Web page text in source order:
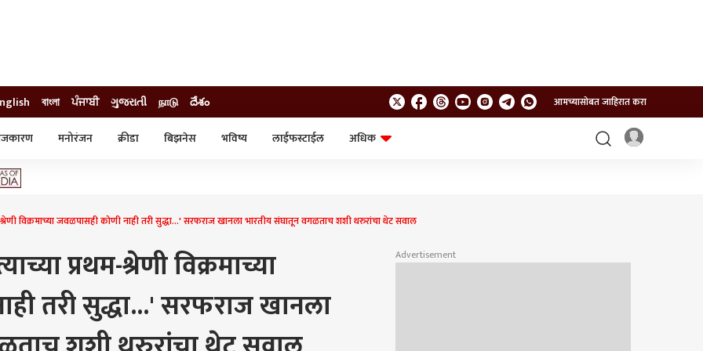
বাংলা ਪੰਜਾਬੀ ગુજરાતી நாடு దేశం आमच्यासोबत जाहिरात करा
मनोरंजन क्रीडा बिझनेस भविष्य लाईफस्टाईल
अधिक
विक्रमाच्या जवळपासही कोणी नाही तरी सुद्धा...' सरफराज खानला भारतीय संघातून वगळताच शशी थरुरांचा थेट सवाल
प्रथम-श्रेणी विक्रमाच्या
तरी सुद्धा...' सरफराज खानला
Advertisement